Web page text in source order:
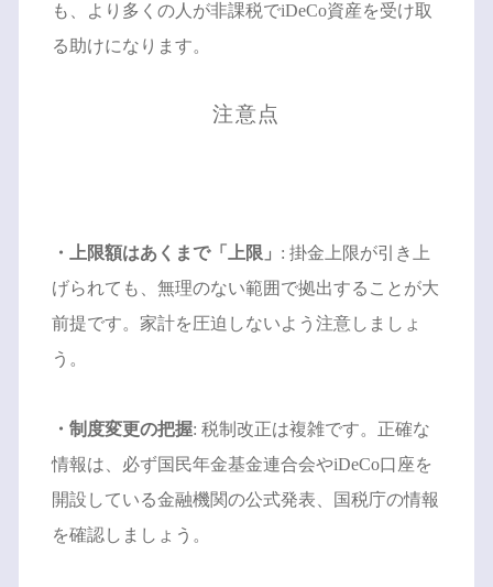
も、より多くの人が非課税でiDeCo資産を受け取
る助けになります。
注意点
・上限額はあくまで「上限」 : 掛金上限が引き上
げられても、無理のない範囲で拠出することが大
前提です。家計を圧迫しないよう注意しましょ
う。
・制度変更の把握: 税制改正は複雑です。正確な
情報は、必ず国民年金基金連合会やiDeCo口座を
開設している金融機関の公式発表、国税庁の情報
を確認しましょう。